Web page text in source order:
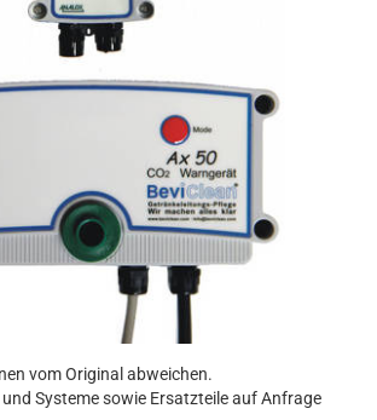
vom Original abweichen.
Systeme sowie Ersatzteile auf Anfrage